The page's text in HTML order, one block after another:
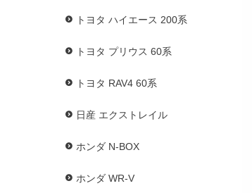
トヨタ ハイエース 200系
トヨタ プリウス 60系
トヨタ RAV4 60系
日産 エクストレイル
ホンダ N-BOX
ホンダ WR-V